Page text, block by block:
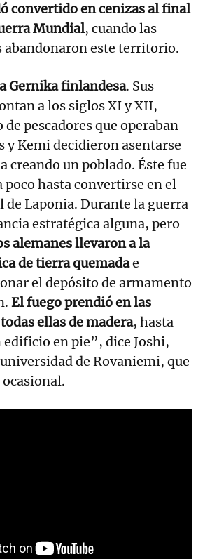
convertido en cenizas al final
Mundial, cuando las
abandonaron este territorio.
Gernika finlandesa. Sus
a los siglos XI y XII,
pescadores que operaban
y Kemi decidieron asentarse
creando un poblado. Éste fue
poco hasta convertirse en el
de Laponia. Durante la guerra
estratégica alguna, pero
alemanes llevaron a la
de tierra quemadae
el depósito de armamento
El fuego prendió en las
ellas de madera, hasta
edificio en pie”, dice Joshi,
de Rovaniemi, que